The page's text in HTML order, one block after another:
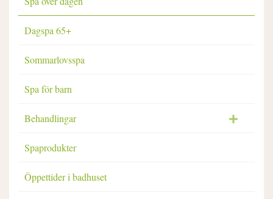
Dagspa 65+
Sommarlovsspa
Spa för barn
Behandlingar
Spaprodukter
Öppettider i badhuset